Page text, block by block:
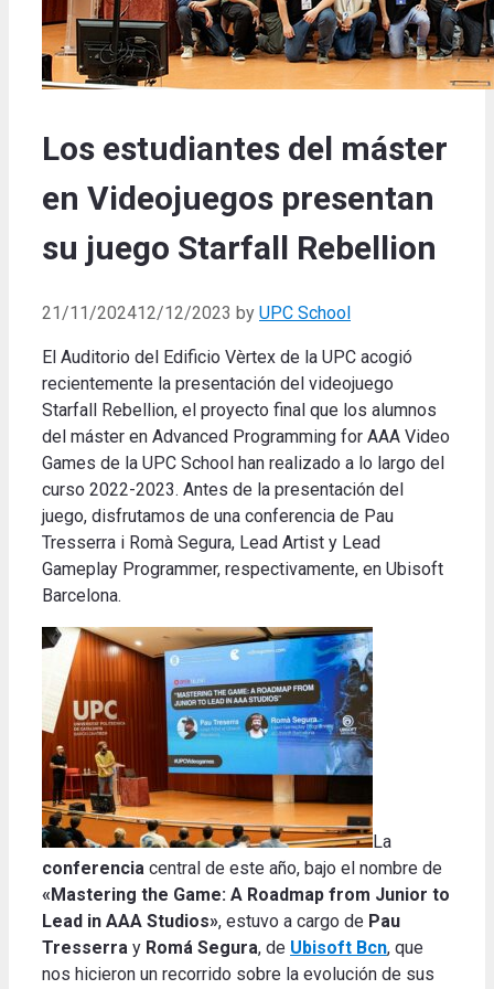
Los estudiantes del máster
en Videojuegos presentan
su juego Starfall Rebellion
21/11/202412/12/2023 by UPC School
El Auditorio del Edificio Vèrtex de la UPC acogió
recientemente la presentación del videojuego
Starfall Rebellion, el proyecto final que los alumnos
del máster en Advanced Programming for AAA Video
Games de la UPC School han realizado a lo largo del
curso 2022-2023. Antes de la presentación del
juego, disfrutamos de una conferencia de Pau
Tresserra i Romà Segura, Lead Artist y Lead
Gameplay Programmer, respectivamente, en Ubisoft
Barcelona.
La
conferencia central de este año, bajo el nombre de
«Mastering the Game: A Roadmap from Junior to
Lead in AAA Studios», estuvo a cargo de Pau
Tresserra y Romá Segura, de Ubisoft Bcn, que
nos hicieron un recorrido sobre la evolución de sus